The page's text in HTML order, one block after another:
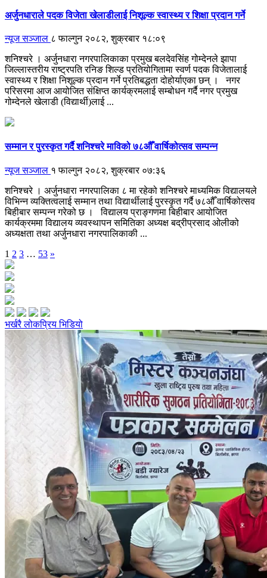
अर्जुनधाराले पदक विजेता खेलाडीलाई निशूल्क स्वास्थ्य र शिक्षा प्रदान गर्ने
न्यूज सञ्जाल ८ फाल्गुन २०८२, शुक्रबार १८:०९
शनिश्चरे । अर्जुनधारा नगरपालिकाका प्रमुख बलदेवसिंह गोम्देनले झापा
जिल्लास्तरीय राष्ट्रपति रनिङ शिल्ड प्रतियोगितामा स्वर्ण पदक विजेतालाई
स्वास्थ्य र शिक्षा निशूल्क प्रदान गर्ने प्रतिबद्धता दोहोर्याएका छन् । नगर
परिसरमा आज आयोजित संक्षिप्त कार्यक्रमलाई सम्बोधन गर्दै नगर प्रमुख
गोम्देनले खेलाडी (विद्यार्थी)लाई ...
सम्मान र पुरस्कृत गर्दै शनिश्चरे माविको ७८औँ वार्षिकोत्सव सम्पन्न
न्यूज सञ्जाल १ फाल्गुन २०८२, शुक्रबार ०७:३६
शनिश्चरे । अर्जुनधारा नगरपालिका ८ मा रहेको शनिश्चरे माध्यमिक विद्यालयले
विभिन्न व्यक्तित्वलाई सम्मान तथा विद्यार्थीलाई पुरस्कृत गर्दै ७८औँ वार्षिकोत्सव
बिहीबार सम्पन्न गरेको छ । विद्यालय प्राङ्गणमा बिहीबार आयोजित
कार्यक्रममा विद्यालय व्यवस्थापन समितिका अध्यक्ष बद्रीप्रसाद ओलीको
अध्यक्षता तथा अर्जुनधारा नगरपालिकाकी ...
1 2 3 … 53 »
भर्खरैलोकप्रियभिडियो